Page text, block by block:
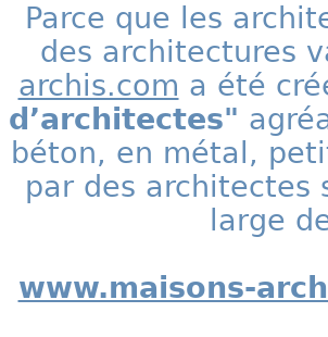
Parce que les
des architectures
archis.com a été
d’architectes"
béton, en métal,
par des architectes
large
www.maisons-